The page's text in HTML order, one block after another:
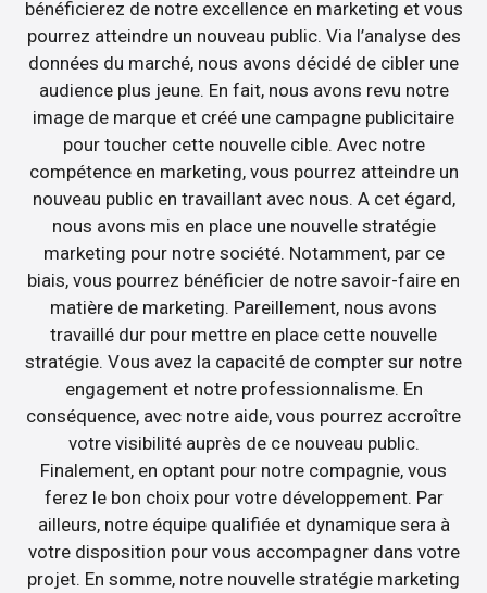
bénéficierez de notre excellence en marketing et vous
pourrez atteindre un nouveau public. Via l’analyse des
données du marché, nous avons décidé de cibler une
audience plus jeune. En fait, nous avons revu notre
image de marque et créé une campagne publicitaire
pour toucher cette nouvelle cible. Avec notre
compétence en marketing, vous pourrez atteindre un
nouveau public en travaillant avec nous. A cet égard,
nous avons mis en place une nouvelle stratégie
marketing pour notre société. Notamment, par ce
biais, vous pourrez bénéficier de notre savoir-faire en
matière de marketing. Pareillement, nous avons
travaillé dur pour mettre en place cette nouvelle
stratégie. Vous avez la capacité de compter sur notre
engagement et notre professionnalisme. En
conséquence, avec notre aide, vous pourrez accroître
votre visibilité auprès de ce nouveau public.
Finalement, en optant pour notre compagnie, vous
ferez le bon choix pour votre développement. Par
ailleurs, notre équipe qualifiée et dynamique sera à
votre disposition pour vous accompagner dans votre
projet. En somme, notre nouvelle stratégie marketing